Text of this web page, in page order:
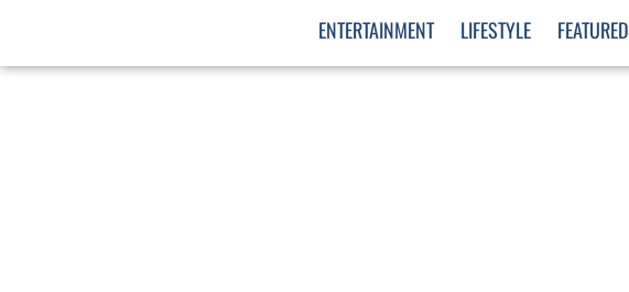
ENTERTAINMENT LIFESTYLE FEATURED